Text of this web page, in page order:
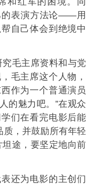
的表演方法论——用
自己体会到绝境中
毛主席资料和与党
毛主席这个人物，
作为一个普通演员
的魅力吧。”在观众
们在看完电影后能
质，并鼓励所有年轻
坦途，要坚定地向前
还为电影的主创们